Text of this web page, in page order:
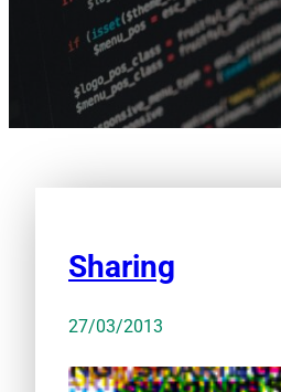
Sharing
27/03/2013